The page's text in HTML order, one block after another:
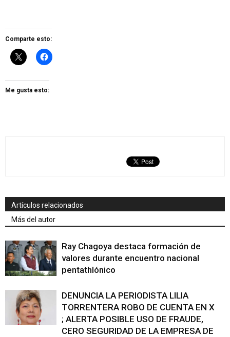
Comparte esto:
Me gusta esto:
Artículos relacionados
Más del autor
Ray Chagoya destaca formación de
valores durante encuentro nacional
pentathlónico
DENUNCIA LA PERIODISTA LILIA
TORRENTERA ROBO DE CUENTA EN X
; ALERTA POSIBLE USO DE FRAUDE,
CERO SEGURIDAD DE LA EMPRESA DE